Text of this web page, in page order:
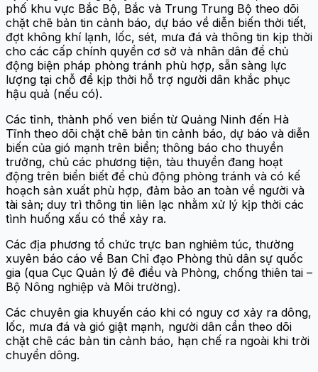
phố khu vực Bắc Bộ, Bắc và Trung Trung Bộ theo dõi
chặt chẽ bản tin cảnh báo, dự báo về diễn biến thời tiết,
đợt không khí lạnh, lốc, sét, mưa đá và thông tin kịp thời
cho các cấp chính quyền cơ sở và nhân dân để chủ
động biện pháp phòng tránh phù hợp, sẵn sàng lực
lượng tại chỗ để kịp thời hỗ trợ người dân khắc phục
hậu quả (nếu có).
Các tỉnh, thành phố ven biển từ Quảng Ninh đến Hà
Tĩnh theo dõi chặt chẽ bản tin cảnh báo, dự báo và diễn
biến của gió mạnh trên biển; thông báo cho thuyền
trưởng, chủ các phương tiện, tàu thuyền đang hoạt
động trên biển biết để chủ động phòng tránh và có kế
hoạch sản xuất phù hợp, đảm bảo an toàn về người và
tài sản; duy trì thông tin liên lạc nhằm xử lý kịp thời các
tình huống xấu có thể xảy ra.
Các địa phương tổ chức trực ban nghiêm túc, thường
xuyên báo cáo về Ban Chỉ đạo Phòng thủ dân sự quốc
gia (qua Cục Quản lý đê điều và Phòng, chống thiên tai –
Bộ Nông nghiệp và Môi trường).
Các chuyên gia khuyến cáo khi có nguy cơ xảy ra dông,
lốc, mưa đá và gió giật mạnh, người dân cần theo dõi
chặt chẽ các bản tin cảnh báo, hạn chế ra ngoài khi trời
chuyển dông.